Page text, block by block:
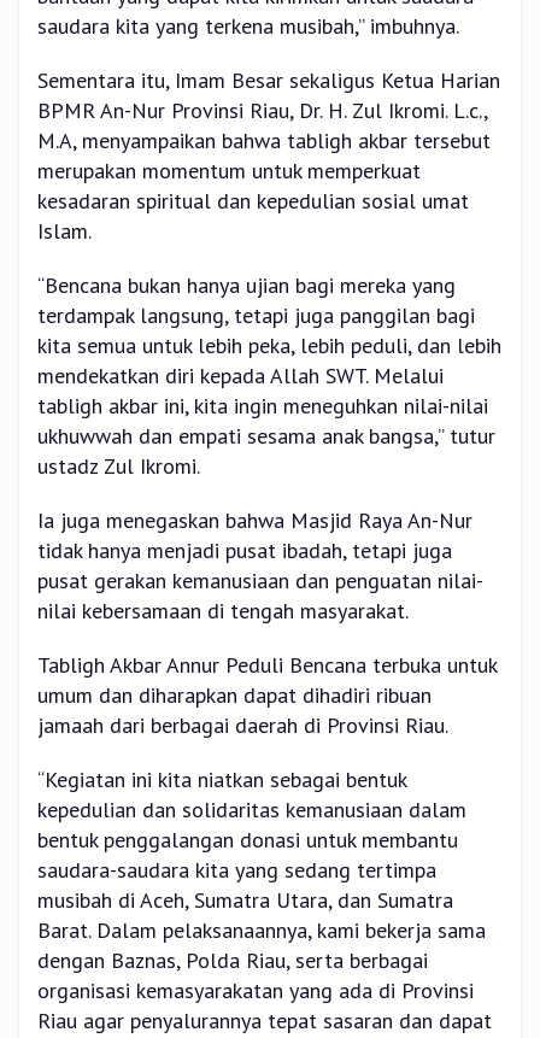
saudara kita yang terkena musibah,” imbuhnya.
Sementara itu, Imam Besar sekaligus Ketua Harian
BPMR An-Nur Provinsi Riau, Dr. H. Zul Ikromi. L.c.,
M.A, menyampaikan bahwa tabligh akbar tersebut
merupakan momentum untuk memperkuat
kesadaran spiritual dan kepedulian sosial umat
Islam.
“Bencana bukan hanya ujian bagi mereka yang
terdampak langsung, tetapi juga panggilan bagi
kita semua untuk lebih peka, lebih peduli, dan lebih
mendekatkan diri kepada Allah SWT. Melalui
tabligh akbar ini, kita ingin meneguhkan nilai-nilai
ukhuwwah dan empati sesama anak bangsa,” tutur
ustadz Zul Ikromi.
Ia juga menegaskan bahwa Masjid Raya An-Nur
tidak hanya menjadi pusat ibadah, tetapi juga
pusat gerakan kemanusiaan dan penguatan nilai-
nilai kebersamaan di tengah masyarakat.
Tabligh Akbar Annur Peduli Bencana terbuka untuk
umum dan diharapkan dapat dihadiri ribuan
jamaah dari berbagai daerah di Provinsi Riau.
“Kegiatan ini kita niatkan sebagai bentuk
kepedulian dan solidaritas kemanusiaan dalam
bentuk penggalangan donasi untuk membantu
saudara-saudara kita yang sedang tertimpa
musibah di Aceh, Sumatra Utara, dan Sumatra
Barat. Dalam pelaksanaannya, kami bekerja sama
dengan Baznas, Polda Riau, serta berbagai
organisasi kemasyarakatan yang ada di Provinsi
Riau agar penyalurannya tepat sasaran dan dapat